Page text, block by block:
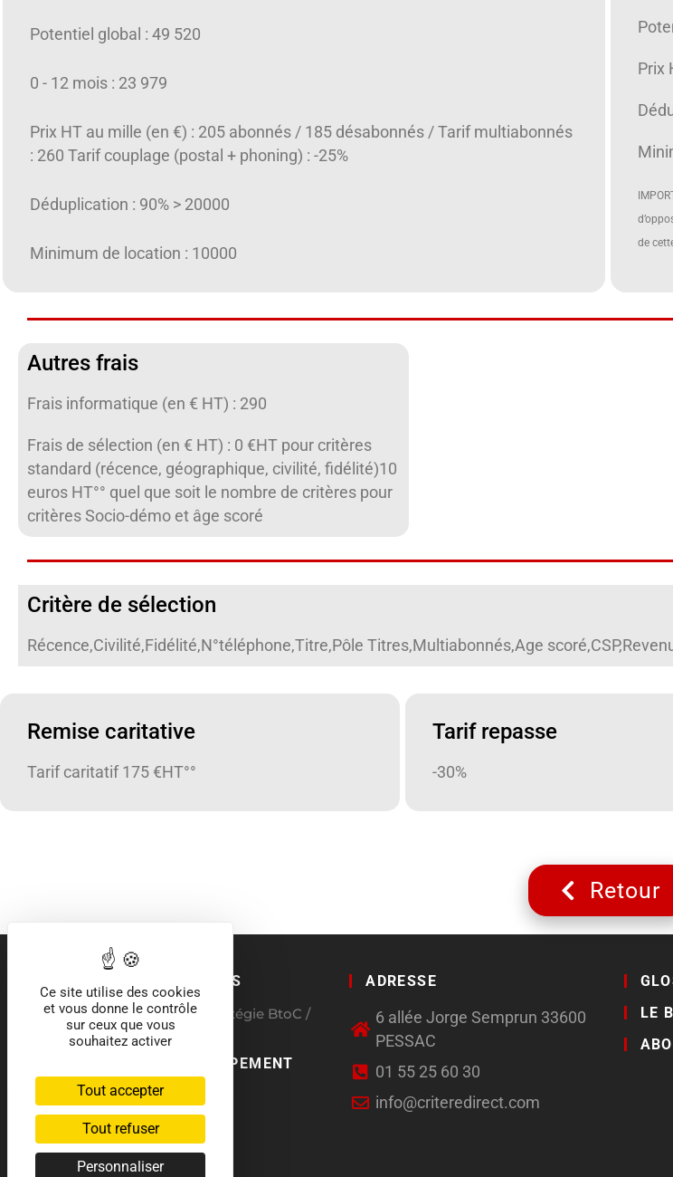
Potentiel global : 49 520
0 - 12 mois : 23 979
Prix HT au mille (en €) : 205 abonnés / 185 désabonnés / Tarif multiabonnés
: 260 Tarif couplage (postal + phoning) : -25%
Déduplication : 90% > 20000
Minimum de location : 10000
Prix
de
Autres frais
Frais informatique (en € HT) : 290
Frais de sélection (en € HT) : 0 €HT pour critères
standard (récence, géographique, civilité, fidélité)10
euros HT°° quel que soit le nombre de critères pour
critères Socio-démo et âge scoré
Critère de sélection
Récence,Civilité,Fidélité,N°téléphone,Titre,Pôle Titres,Multiabonnés,Age
Remise caritative
Tarif caritatif 175 €HT°°
Tarif repasse
-30%
Retour
QUI SOMMES NOUS
Agence conseil en stratégie BtoC /
BtoB
CHARTE DÉVELOPPEMENT
DURABLE
ADRESSE
6 allée Jorge Semprun 33600
PESSAC
01 55 25 60 30
info@criteredirect.com
LE
Ce site utilise des cookies
et vous donne le contrôle
sur ceux que vous
souhaitez activer
Tout accepter
Tout refuser
Personnaliser